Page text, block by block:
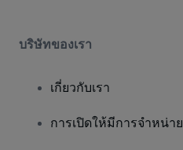
บริษัทของเรา
เกี่ยวกับเรา
การเปิดให้มีการจำหน่าย